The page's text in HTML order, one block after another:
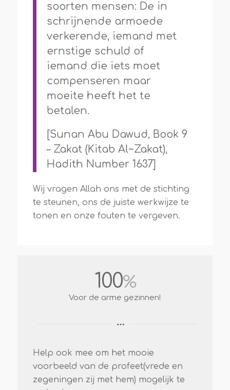
soorten mensen: De in
schrijnende armoede
verkerende, iemand met
ernstige schuld of
iemand die iets moet
compenseren maar
moeite heeft het te
betalen.
[Sunan Abu Dawud, Book 9
– Zakat (Kitab Al−Zakat),
Hadith Number 1637]
Wij vragen Allah ons met de stichting
te steunen, ons de juiste werkwijze te
tonen en onze fouten te vergeven.
100%
Voor de arme gezinnen!
Help ook mee om het mooie
voorbeeld van de profeet(vrede en
zegeningen zij met hem) mogelijk te